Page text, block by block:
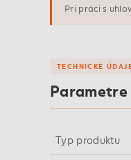
Pri práci s
TECHNICKÉ
Typ produktu